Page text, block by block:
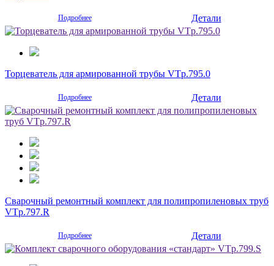
Подробнее Детали
Торцеватель для армированной трубы VTp.795.0
Подробнее Детали
Сварочный ремонтный комплект для полипропиленовых труб
VTp.797.R
Подробнее Детали